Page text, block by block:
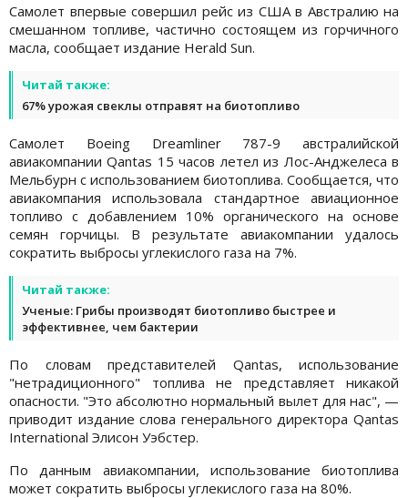
Самолет впервые совершил рейс из США в Австралию на
смешанном топливе, частично состоящем из горчичного
масла, сообщает издание Herald Sun.
Читай также:
67% урожая свеклы отправят на биотопливо
Самолет Boeing Dreamliner 787-9 австралийской
авиакомпании Qantas 15 часов летел из Лос-Анджелеса в
Мельбурн с использованием биотоплива. Сообщается, что
авиакомпания использовала стандартное авиационное
топливо с добавлением 10% органического на основе
семян горчицы. В результате авиакомпании удалось
сократить выбросы углекислого газа на 7%.
Читай также:
Ученые: Грибы производят биотопливо быстрее и
эффективнее, чем бактерии
По словам представителей Qantas, использование
"нетрадиционного" топлива не представляет никакой
опасности. "Это абсолютно нормальный вылет для нас", —
приводит издание слова генерального директора Qantas
International Элисон Уэбстер.
По данным авиакомпании, использование биотоплива
может сократить выбросы углекислого газа на 80%.